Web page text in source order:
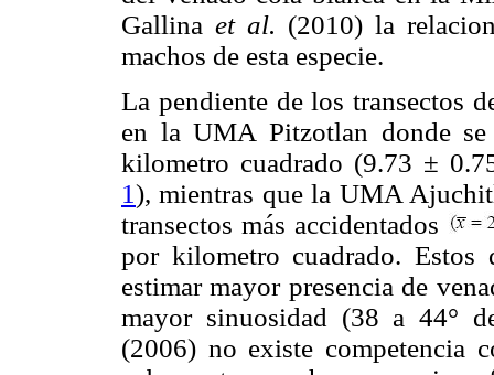
Gallinaet al. (2010) la
machos de esta especie.
La pendiente de los transectos
en la UMA Pitzotlan donde
kilometro cuadrado (9.73 ±
1), mientras que la UMA
transectos más accidentados
por kilometro cuadrado. Estos
estimar mayor presencia de
mayor sinuosidad (38 a 44°
(2006) no existe competencia